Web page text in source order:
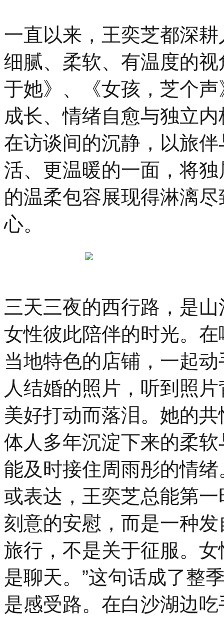
一直以来，王奕芝都深
细腻、柔软、有温度的
于她》、《女孩，芝个
成长、情绪自愈与独立
在访谈间的沉静，以旅
活、更温暖的一面，将
的温柔包容展现得淋漓
心。
三天三夜的西行路，是
女性彼此陪伴的时光。
当地特色的店铺，一起
人结婚的照片，听到照
美好打动而落泪。她的
体人多年沉淀下来的柔
能及时接住周雨彤的情
或表达，王奕芝总能第
刻意的安慰，而是一种
旅行，不是关于征服。
是聊天。”这句话成了整
是感受路。在白沙湖边